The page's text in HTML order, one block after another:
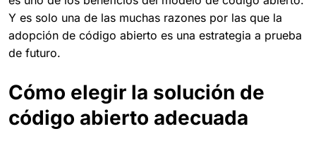
Y es solo una de las muchas razones por las que la
adopción de código abierto es una estrategia a prueba
de futuro.
Cómo elegir la solución de
código abierto adecuada